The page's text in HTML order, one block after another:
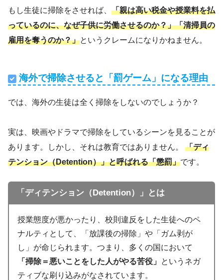
もし生徒に掃除をさせれば、 「親は高い税金や授業料を払
っているのに、なぜ子供に労働させるのか？」「清掃員の
雇用を奪うのか？」というクレームになりかねません。
海外で掃除させると「罰ゲーム」になる理由
では、海外の生徒は全く掃除をしないのでしょうか？
実は、映画やドラマで掃除をしているシーンを見ることが
あります。しかし、それは教育ではありません。 「ディ
テンション（Detention）」と呼ばれる「懲罰」です。
「ディテンション（Detention）」 とは
授業態度が悪かったり、校則違反をした生徒へのペ
ナルティとして、「放課後の掃除」や「ガム剥が
し」が命じられます。つまり、多くの国において
「掃除＝悪いことをした人がやる苦役」
というネガ
ティブな刷り込みがなされています。